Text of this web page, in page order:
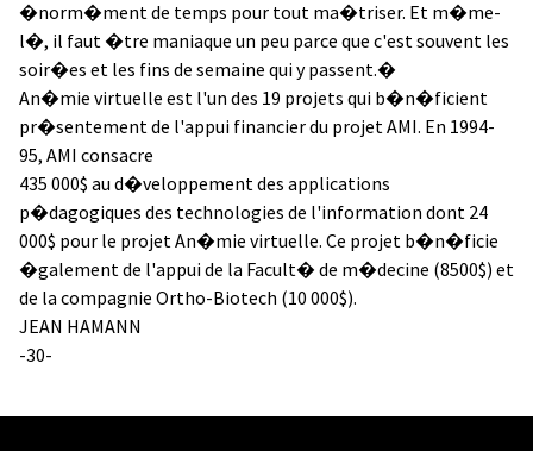
�norm�ment de temps pour tout ma�triser. Et m�me-
l�, il faut �tre maniaque un peu parce que c'est souvent les
soir�es et les fins de semaine qui y passent.�
An�mie virtuelle est l'un des 19 projets qui b�n�ficient
pr�sentement de l'appui financier du projet AMI. En 1994-
95, AMI consacre
435 000$ au d�veloppement des applications
p�dagogiques des technologies de l'information dont 24
000$ pour le projet An�mie virtuelle. Ce projet b�n�ficie
�galement de l'appui de la Facult� de m�decine (8500$) et
de la compagnie Ortho-Biotech (10 000$).
JEAN HAMANN
-30-